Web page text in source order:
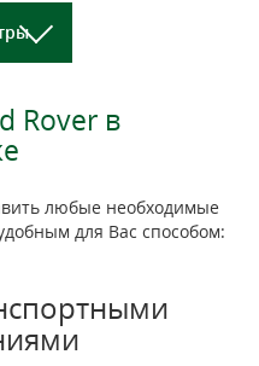
Rover в
любые необходимые
для Вас способом: